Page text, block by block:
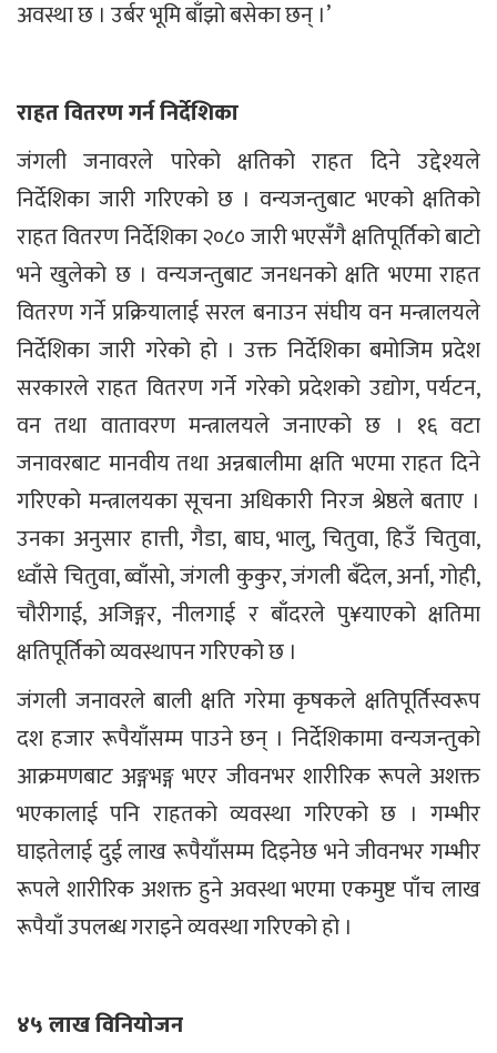
अवस्था छ । उर्बर भूमि बाँझो बसेका छन् ।’
राहत वितरण गर्न निर्देशिका
जंगली जनावरले पारेको क्षतिको राहत दिने उद्देश्यले
निर्देशिका जारी गरिएको छ । वन्यजन्तुबाट भएको क्षतिको
राहत वितरण निर्देशिका २०८० जारी भएसँगै क्षतिपूर्तिको बाटो
भने खुलेको छ । वन्यजन्तुबाट जनधनको क्षति भएमा राहत
वितरण गर्ने प्रक्रियालाई सरल बनाउन संघीय वन मन्त्रालयले
निर्देशिका जारी गरेको हो । उक्त निर्देशिका बमोजिम प्रदेश
सरकारले राहत वितरण गर्ने गरेको प्रदेशको उद्योग, पर्यटन,
वन तथा वातावरण मन्त्रालयले जनाएको छ । १६ वटा
जनावरबाट मानवीय तथा अन्नबालीमा क्षति भएमा राहत दिने
गरिएको मन्त्रालयका सूचना अधिकारी निरज श्रेष्ठले बताए ।
उनका अनुसार हात्ती, गैडा, बाघ, भालु, चितुवा, हिउँ चितुवा,
ध्वाँसे चितुवा, ब्वाँसो, जंगली कुकुर, जंगली बँदेल, अर्ना, गोही,
चौरीगाई, अजिङ्गर, नीलगाई र बाँदरले पु¥याएको क्षतिमा
क्षतिपूर्तिको व्यवस्थापन गरिएको छ ।
जंगली जनावरले बाली क्षति गरेमा कृषकले क्षतिपूर्तिस्वरूप
दश हजार रूपैयाँसम्म पाउने छन् । निर्देशिकामा वन्यजन्तुको
आक्रमणबाट अङ्गभङ्ग भएर जीवनभर शारीरिक रूपले अशक्त
भएकालाई पनि राहतको व्यवस्था गरिएको छ । गम्भीर
घाइतेलाई दुई लाख रूपैयाँसम्म दिइनेछ भने जीवनभर गम्भीर
रूपले शारीरिक अशक्त हुने अवस्था भएमा एकमुष्ट पाँच लाख
रूपैयाँ उपलब्ध गराइने व्यवस्था गरिएको हो ।
४५ लाख विनियोजन